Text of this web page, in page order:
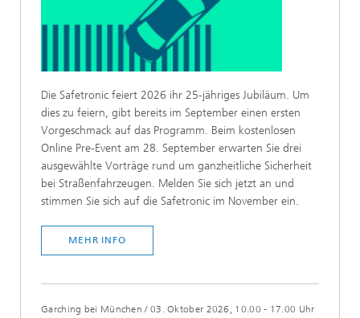
Die Safetronic feiert 2026 ihr 25-jähriges Jubiläum. Um
dies zu feiern, gibt bereits im September einen ersten
Vorgeschmack auf das Programm. Beim kostenlosen
Online Pre-Event am 28. September erwarten Sie drei
ausgewählte Vorträge rund um ganzheitliche Sicherheit
bei Straßenfahrzeugen. Melden Sie sich jetzt an und
stimmen Sie sich auf die Safetronic im November ein.
MEHR INFO
Garching bei München / 03. Oktober 2026, 10.00 - 17.00 Uhr